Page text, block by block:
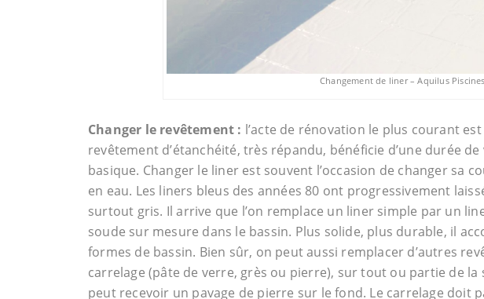
Changement de liner – Aquilus Piscines
Changer le revêtement : l’acte de rénovation le plus courant
revêtement d’étanchéité, très répandu, bénéficie d’une durée
basique. Changer le liner est souvent l’occasion de changer sa
en eau. Les liners bleus des années 80 ont progressivement
surtout gris. Il arrive que l’on remplace un liner simple par un
soude sur mesure dans le bassin. Plus solide, plus durable, il
formes de bassin. Bien sûr, on peut aussi remplacer d’autres
carrelage (pâte de verre, grès ou pierre), sur tout ou partie de
peut recevoir un pavage de pierre sur le fond. Le carrelage doit